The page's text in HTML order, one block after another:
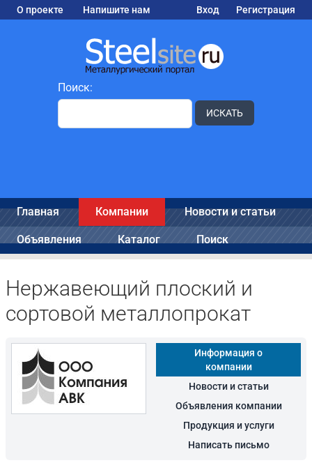
О проекте Напишите нам Вход Регистрация
Поиск:
ИСКАТЬ
Главная Компании Новости и статьи
Объявления Каталог Поиск
Нержавеющий плоский и
сортовой металлопрокат
Информация о
компании
Новости и статьи
Объявления компании
Продукция и услуги
Написать письмо